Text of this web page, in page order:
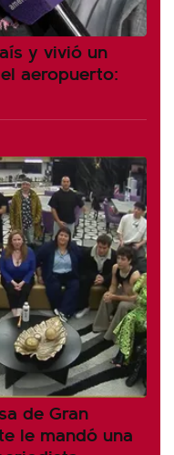
y vivió un
aeropuerto:
de Gran
le mandó una